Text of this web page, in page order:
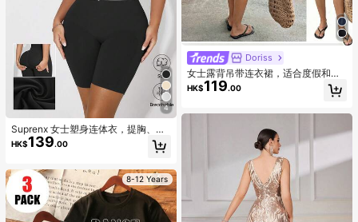
4
Suprenx 女士塑身连体衣，提胸、收
腰、提臀，圣诞特别版
HK$139.00
8-12 Years
Doriss
女士露背吊带连衣裙，适合度假和日
常穿着，春夏派对优雅之选
HK$119.00